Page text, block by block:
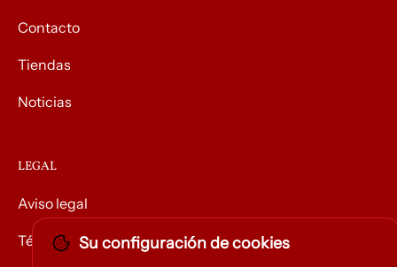
Contacto
Tiendas
Noticias
LEGAL
Aviso legal
Términos y condiciones
Su configuración de cookies